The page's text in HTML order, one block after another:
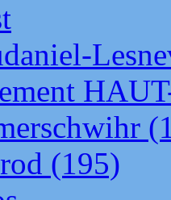
(195)